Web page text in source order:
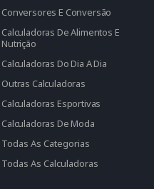
Conversores E Conversão
Calculadoras De Alimentos E
Nutrição
Calculadoras Do Dia A Dia
Outras Calculadoras
Calculadoras Esportivas
Calculadoras De Moda
Todas As Categorias
Todas As Calculadoras